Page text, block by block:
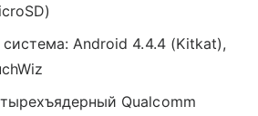
Android 4.4.4 (Kitkat),
Qualcomm